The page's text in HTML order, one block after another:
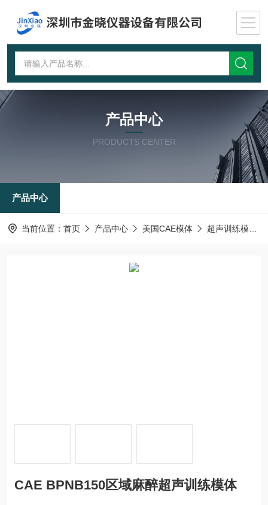
产品中心
PRODUCTS CENTER
产品中心
当前位置： 首页 产品中心 美国CAE模体 超声训练模体
CAE BPNB150区域麻醉超声训练模体